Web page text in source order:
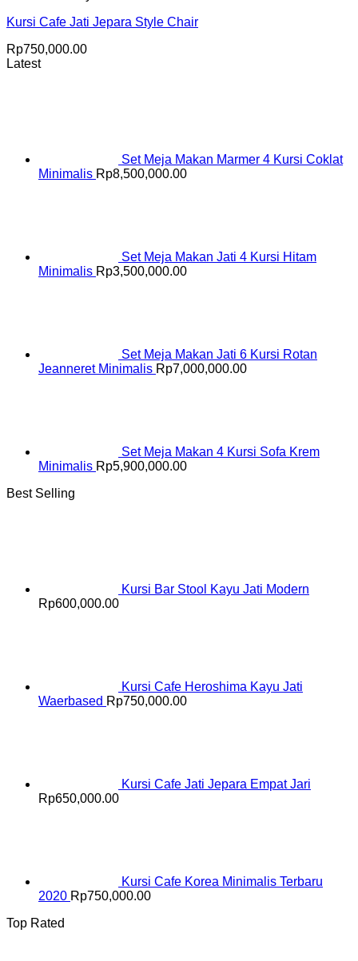
Kursi Cafe Jati Jepara Style Chair
Rp750,000.00
Latest
Set Meja Makan Marmer 4 Kursi Coklat
Minimalis Rp8,500,000.00
Set Meja Makan Jati 4 Kursi Hitam
Minimalis Rp3,500,000.00
Set Meja Makan Jati 6 Kursi Rotan
Jeanneret Minimalis Rp7,000,000.00
Set Meja Makan 4 Kursi Sofa Krem
Minimalis Rp5,900,000.00
Best Selling
Kursi Bar Stool Kayu Jati Modern
Rp600,000.00
Kursi Cafe Heroshima Kayu Jati
Waerbased Rp750,000.00
Kursi Cafe Jati Jepara Empat Jari
Rp650,000.00
Kursi Cafe Korea Minimalis Terbaru
2020 Rp750,000.00
Top Rated